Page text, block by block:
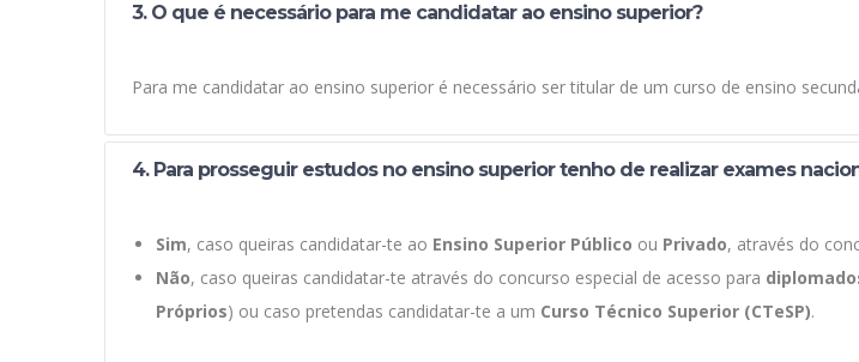
3. O que é necessário para me candidatar ao ensino superior?
Para me candidatar ao ensino superior é necessário ser titular de um curso de ensino
4. Para prosseguir estudos no ensino superior tenho de realizar exames
Sim, caso queiras candidatar-te ao Ensino Superior Público ou Privado, através do
Não, caso queiras candidatar-te através do concurso especial de acesso para
Próprios) ou caso pretendas candidatar-te a um Curso Técnico Superior (CTeSP).